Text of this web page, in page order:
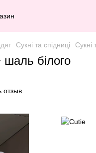
Сукні та спідниці Сукні
шаль білого
отзыв